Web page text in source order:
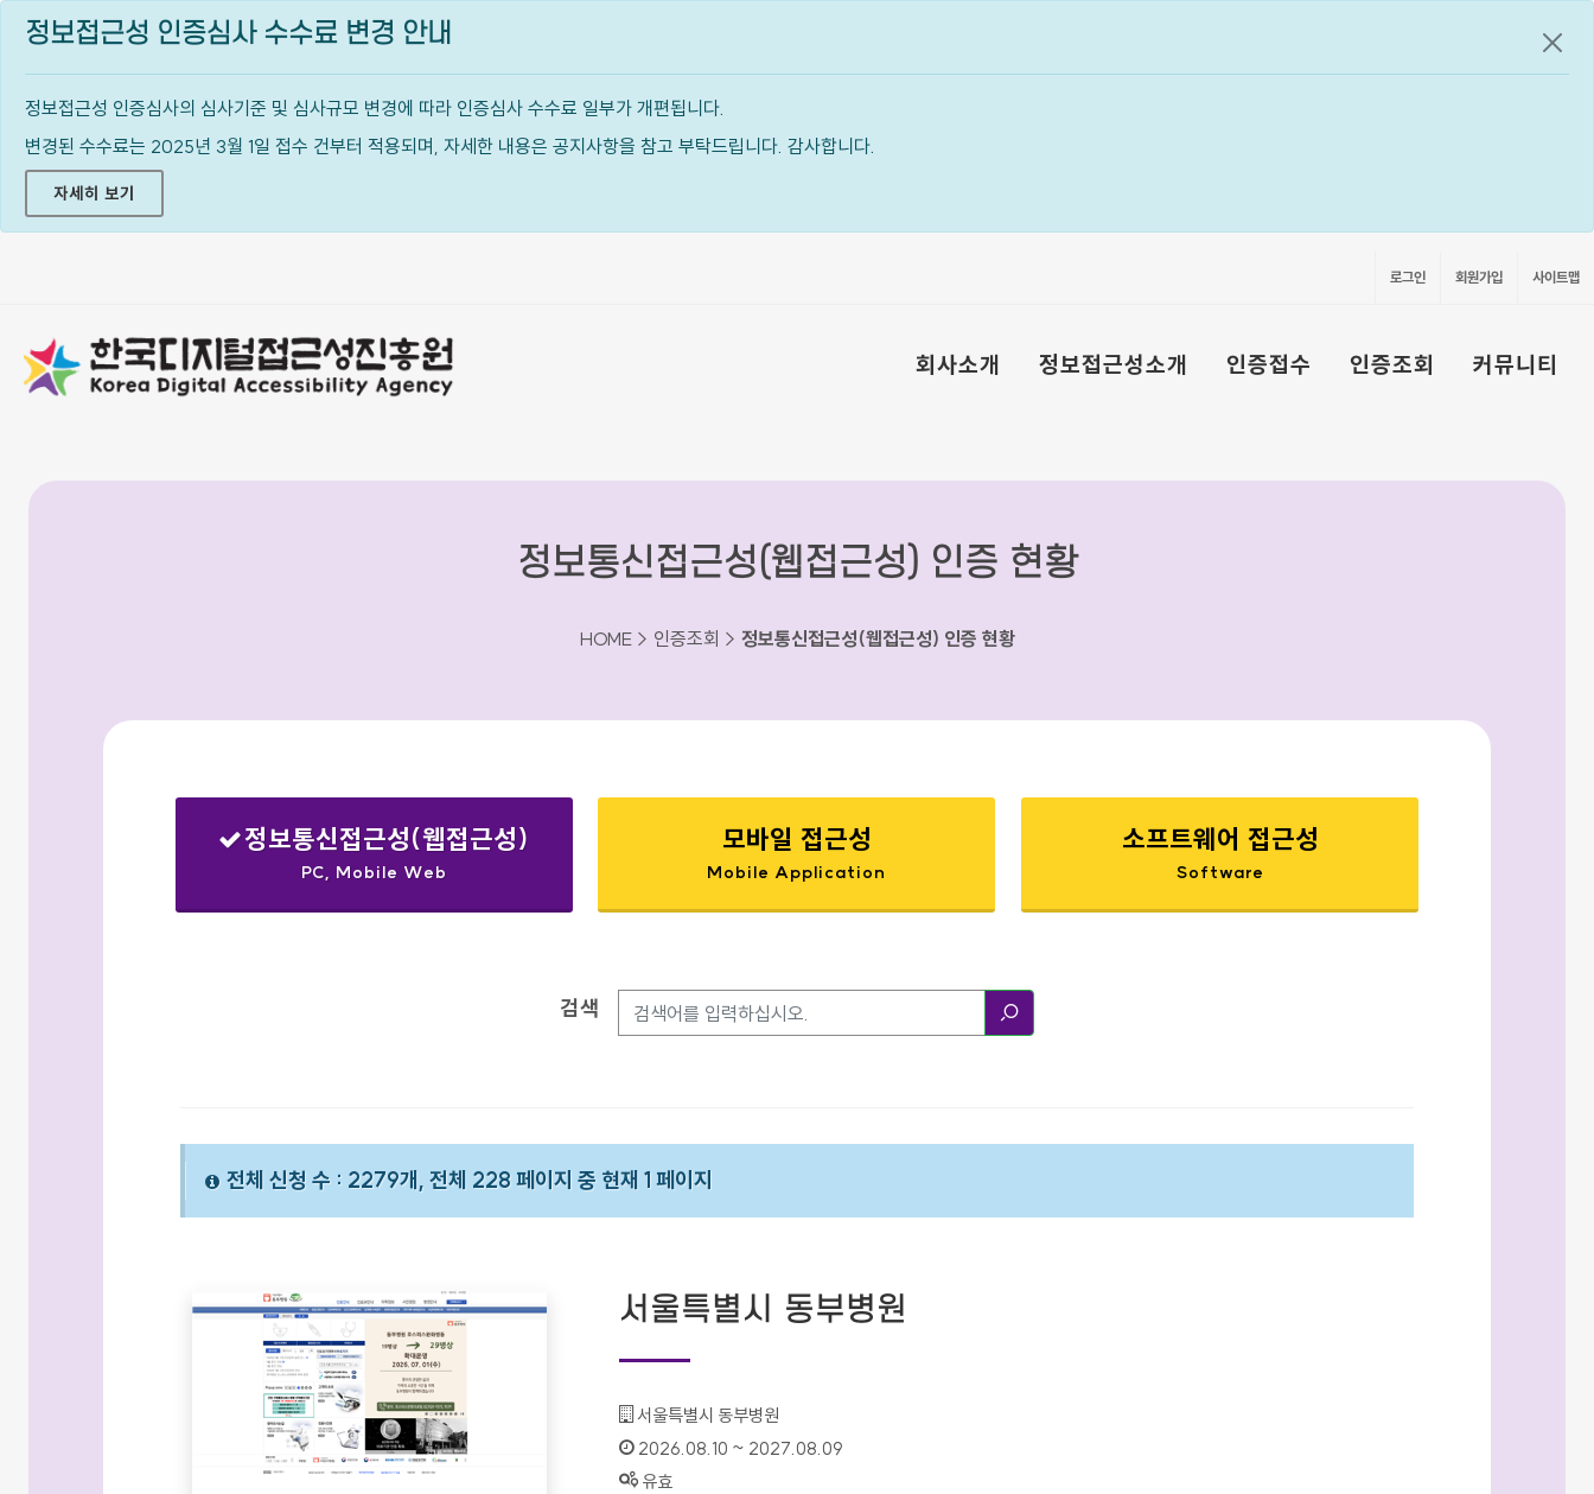
정보접근성 인증심사 수수료 변경 안내
정보접근성 인증심사의 심사기준 및 심사규모 변경에 따라 인증심사 수수료 일부가 개편됩니다.
변경된 수수료는 2025년 3월 1일 접수 건부터 적용되며, 자세한 내용은 공지사항을 참고 부탁드립니다. 감사합니다.
자세히 보기
공지
로그인 회원가입 사이트맵
회사소개 정보접근성소개 인증접수 인증조회 커뮤니티
정보통신접근성(웹접근성) 인증 현황
HOME > 인증조회 > 정보통신접근성(웹접근성) 인증 현황
정보통신접근성(웹접근성)
PC, Mobile Web
모바일 접근성
Mobile Application
소프트웨어 접근성
Software
검색
전체 신청 수 : 2279개, 전체 228 페이지 중 현재 1 페이지
서울특별시 동부병원
기관명 :
서울특별시 동부병원
인증기간 :
2026.08.10 ~ 2027.08.09
상태 :
유효